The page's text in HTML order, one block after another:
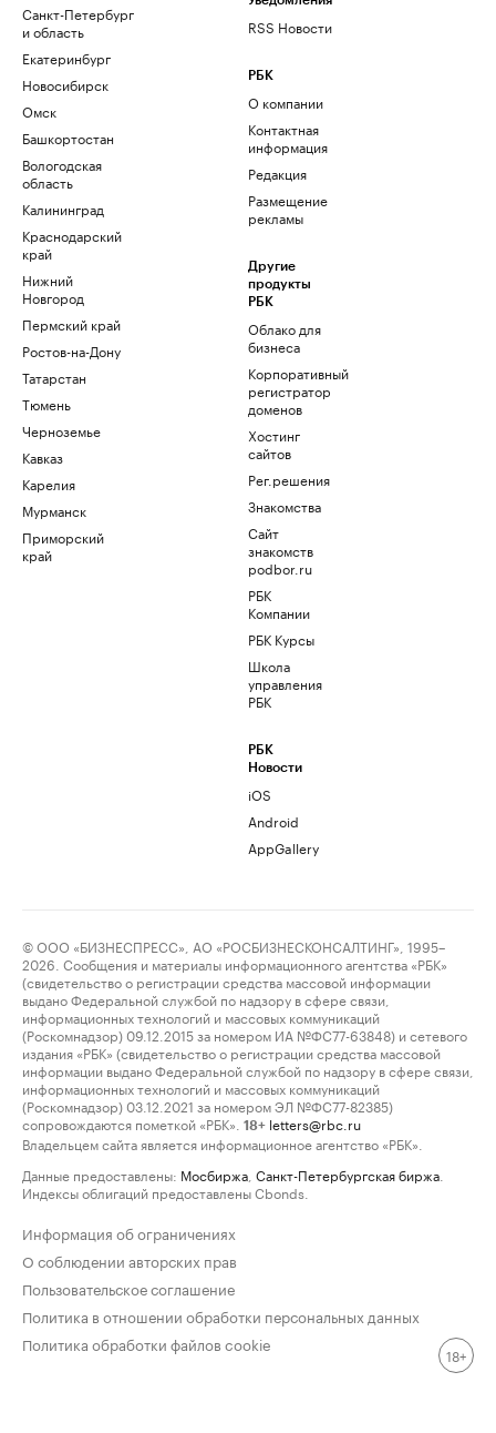
Санкт-Петербург
и область
Екатеринбург
Новосибирск
Омск
Башкортостан
Вологодская
область
Калининград
Краснодарский
край
Нижний
Новгород
Пермский край
Ростов-на-Дону
Татарстан
Тюмень
Черноземье
Кавказ
Карелия
Мурманск
Приморский
край
RSS Новости
РБК
О компании
Контактная
информация
Редакция
Размещение
рекламы
Другие
продукты
РБК
Облако для
бизнеса
Корпоративный
регистратор
доменов
Хостинг
сайтов
Рег.решения
Знакомства
Сайт
знакомств
podbor.ru
РБК
Компании
РБК Курсы
Школа
управления
РБК
РБК
Новости
iOS
Android
AppGallery
© ООО «БИЗНЕСПРЕСС», АО «РОСБИЗНЕСКОНСАЛТИНГ», 1995–
2026. Сообщения и материалы информационного агентства «РБК»
(свидетельство о регистрации средства массовой информации
выдано Федеральной службой по надзору в сфере связи,
информационных технологий и массовых коммуникаций
(Роскомнадзор) 09.12.2015 за номером ИА №ФС77-63848) и сетевого
издания «РБК» (свидетельство о регистрации средства массовой
информации выдано Федеральной службой по надзору в сфере связи,
информационных технологий и массовых коммуникаций
(Роскомнадзор) 03.12.2021 за номером ЭЛ №ФС77-82385)
сопровождаются пометкой «РБК».
18+ letters@rbc.ru
Владельцем сайта является информационное агентство «РБК».
Данные предоставлены: Мосбиржа Санкт-Петербургская биржа
Индексы облигаций предоставлены Cbonds.
Информация об ограничениях
О соблюдении авторских прав
Пользовательское соглашение
Политика в отношении обработки персональных данных
Политика обработки файлов cookie
18+